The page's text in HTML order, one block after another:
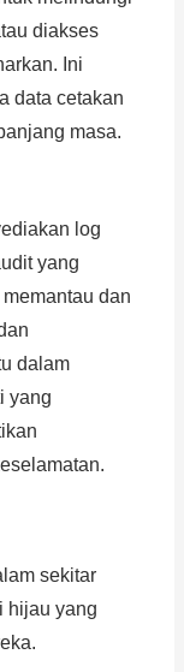
diakses
Ini
data cetakan
masa.
log
yang
dan
dalam
yang
sekitar
hijau yang